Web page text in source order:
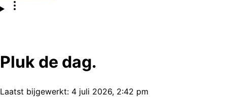
Pluk de dag.
Laatst bijgewerkt: 4 juli 2026, 2:42 pm